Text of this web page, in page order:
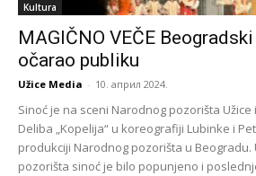
Kultura
MAGIČNO VEČE
očarao publiku
Užice Media - 10. април 2024.
Sinoć je na sceni Narodnog pozorišta
Deliba „Kopelija“ u koreografiji Lubinke i
produkciji Narodnog pozorišta u Beogradu.
pozorišta sinoć je bilo popunjeno i